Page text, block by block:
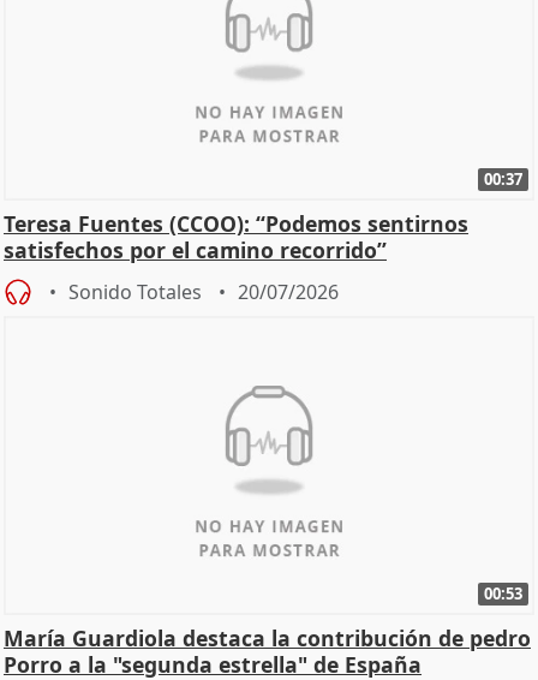
00:37
Teresa Fuentes (CCOO): “Podemos sentirnos
satisfechos por el camino recorrido”
Sonido Totales 20/07/2026
00:53
María Guardiola destaca la contribución de pedro
Porro a la "segunda estrella" de España